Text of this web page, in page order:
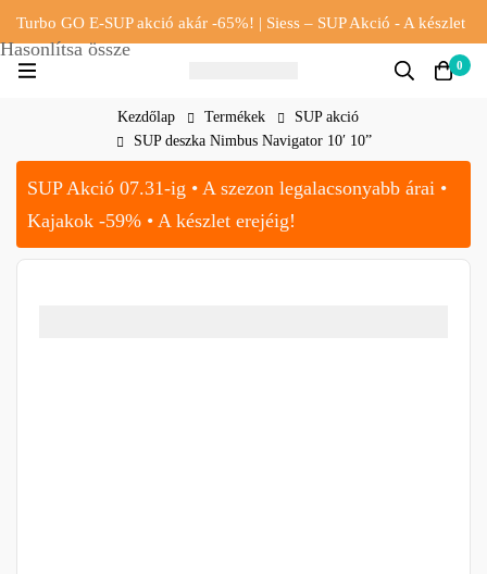
Turbo GO E-SUP akció akár -65%! | Siess – SUP Akció - A készlet
erejéig!!
0
Kezdőlap Termékek
SUP akció
SUP deszka Nimbus Navigator 10′ 10”
SUP Akció 07.31-ig • A szezon legalacsonyabb árai •
Kajakok -59% • A készlet erejéig!
Hasonlítsa össze